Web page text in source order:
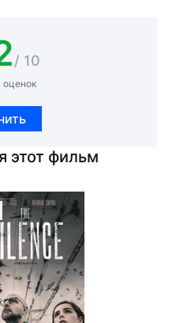
/ 10
оценок
этот фильм